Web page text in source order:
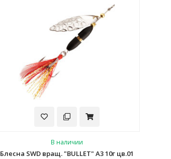
В наличии
Блесна SWD вращ. "BULLET" A3 10г цв.01